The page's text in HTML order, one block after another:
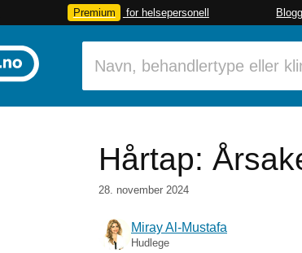
Premium for helsepersonell Blogg
Hårtap:
28. november 2024
Miray Al-Mustafa
Hudlege